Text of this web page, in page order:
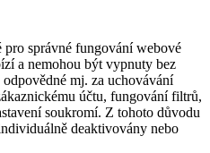
pro správné fungování webové
a nemohou být vypnuty bez
mj. za uchovávání
účtu, fungování filtrů,
soukromí. Z tohoto důvodu
deaktivovány nebo